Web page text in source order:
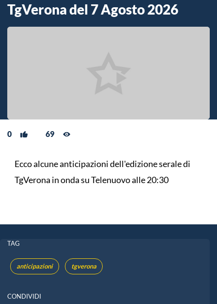
TgVerona del 7 Agosto 2026
0 69
Ecco alcune anticipazioni dell'edizione serale di
TgVerona in onda su Telenuovo alle 20:30
TAG
anticipazioni tgverona
CONDIVIDI